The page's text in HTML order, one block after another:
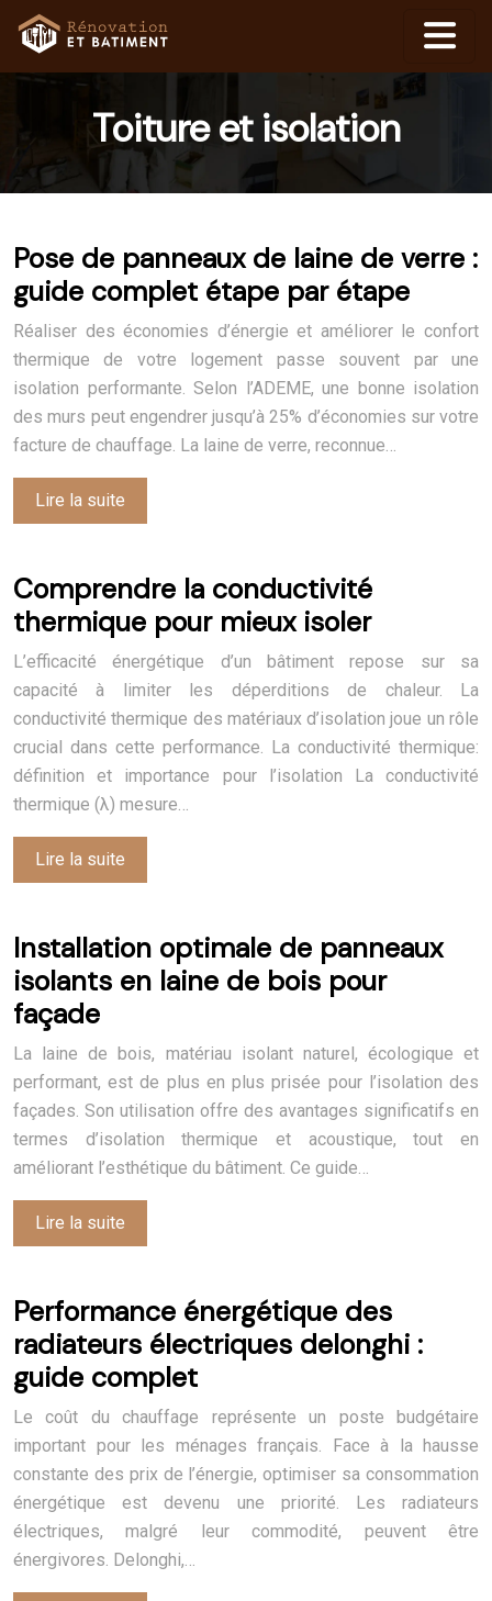
Toiture et isolation
Pose de panneaux de laine de verre :
guide complet étape par étape
Réaliser des économies d’énergie et améliorer le confort
thermique de votre logement passe souvent par une
isolation performante. Selon l’ADEME, une bonne isolation
des murs peut engendrer jusqu’à 25% d’économies sur votre
facture de chauffage. La laine de verre, reconnue…
Lire la suite
Comprendre la conductivité
thermique pour mieux isoler
L’efficacité énergétique d’un bâtiment repose sur sa
capacité à limiter les déperditions de chaleur. La
conductivité thermique des matériaux d’isolation joue un rôle
crucial dans cette performance. La conductivité thermique:
définition et importance pour l’isolation La conductivité
thermique (λ) mesure…
Lire la suite
Installation optimale de panneaux
isolants en laine de bois pour
façade
La laine de bois, matériau isolant naturel, écologique et
performant, est de plus en plus prisée pour l’isolation des
façades. Son utilisation offre des avantages significatifs en
termes d’isolation thermique et acoustique, tout en
améliorant l’esthétique du bâtiment. Ce guide…
Lire la suite
Performance énergétique des
radiateurs électriques delonghi :
guide complet
Le coût du chauffage représente un poste budgétaire
important pour les ménages français. Face à la hausse
constante des prix de l’énergie, optimiser sa consommation
énergétique est devenu une priorité. Les radiateurs
électriques, malgré leur commodité, peuvent être
énergivores. Delonghi,…